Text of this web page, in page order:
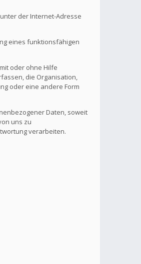
der Internet-Adresse
eines funktionsfähigen
oder ohne Hilfe
die Organisation,
oder eine andere Form
Daten, soweit
uns zu
verarbeiten.